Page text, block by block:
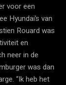
voor een
Hyundai’s van
Rouard was
en
neer in de
was dan
“Ik heb het